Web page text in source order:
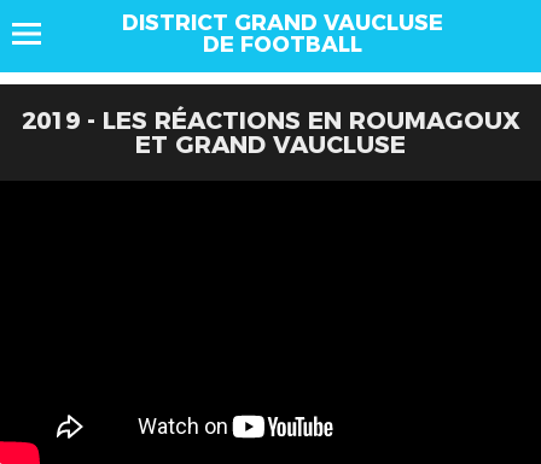
DISTRICT GRAND VAUCLUSE
DE FOOTBALL
2019 - LES RÉACTIONS EN ROUMAGOUX
ET GRAND VAUCLUSE